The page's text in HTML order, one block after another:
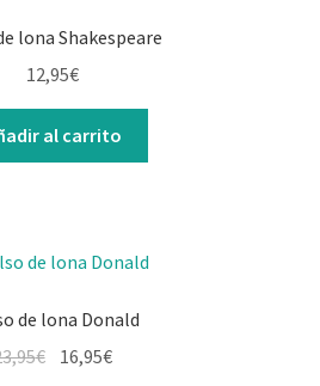
lona Shakespeare
12,95€
al carrito
de lona Donald
€ 16,95€